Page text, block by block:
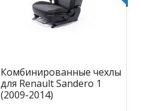
Комбинированные чехлы
для Renault Sandero 1
(2009-2014)